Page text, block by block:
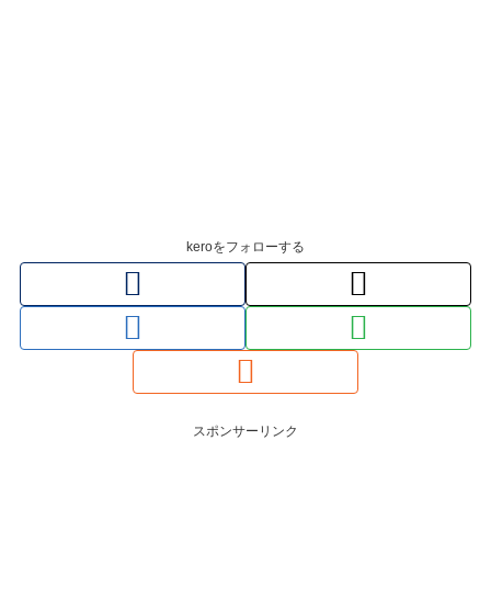
keroをフォローする
スポンサーリンク